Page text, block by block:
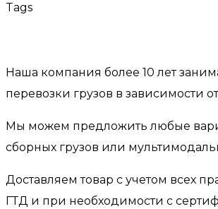
Tags
Наша компания более 10 лет
перевозки грузов в зависимости
Мы можем предложить любые
сборных грузов или
Доставляем товар с учетом всех
ГТД и при необходимости с